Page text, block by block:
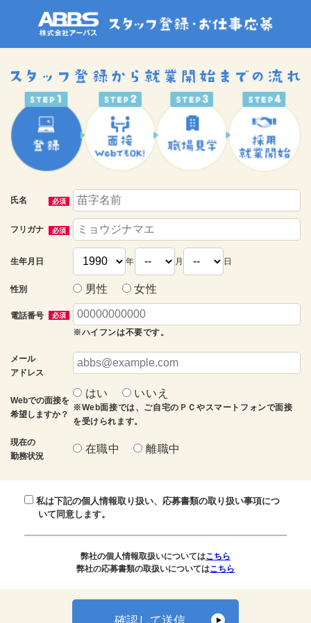
氏名 必須
フリガナ 必須
生年月日 年 月 日
性別 男性 女性
電話番号 必須
※ハイフンは不要です。
メール
アドレス
Webでの面接を
希望しますか？
はい いいえ
※Web面接では、ご自宅のＰＣやスマートフォンで面接
を受けられます。
現在の
勤務状況
在職中 離職中
私は下記の個人情報取り扱い、応募書類の取り扱い事項につ
いて同意します。
弊社の個人情報取扱いについてはこちら
弊社の応募書類の取扱いについてはこちら
確認して送信